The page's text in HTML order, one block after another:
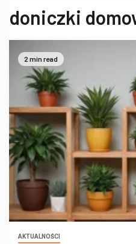
doniczki
2 min read
AKTUALNOŚCI